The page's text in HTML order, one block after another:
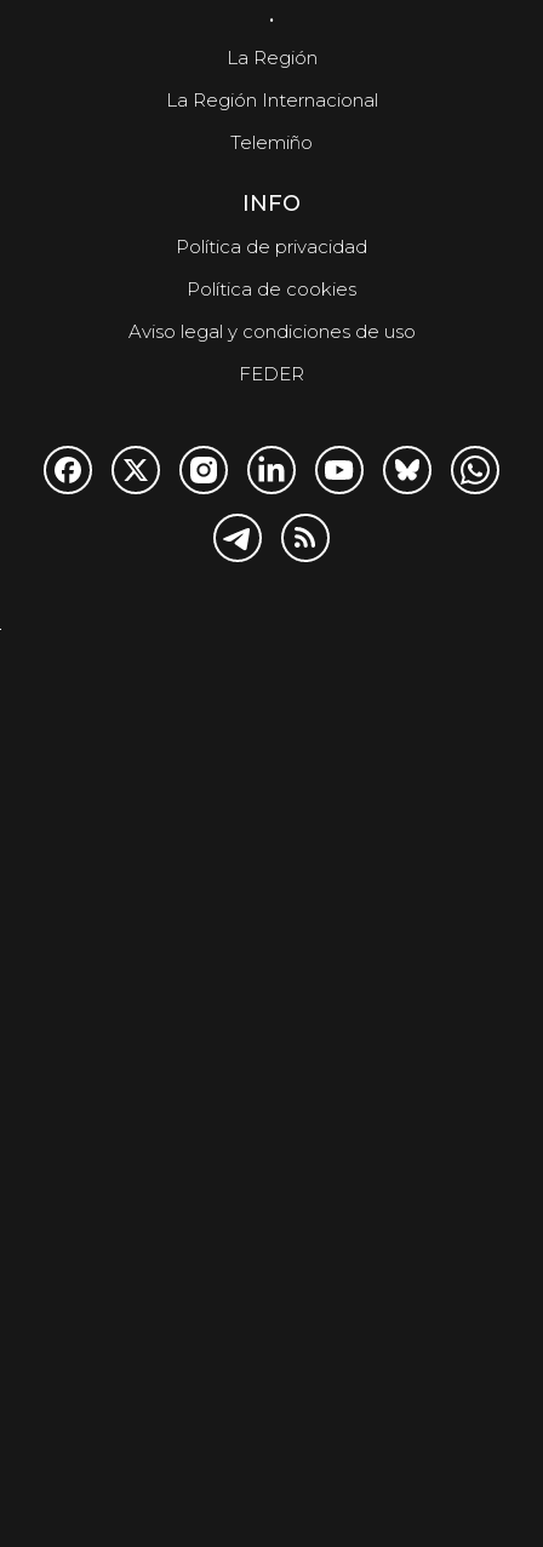
.
La Región
La Región Internacional
Telemiño
INFO
Política de privacidad
Política de cookies
Aviso legal y condiciones de uso
FEDER